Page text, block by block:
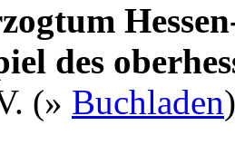
des
(» Buchladen)